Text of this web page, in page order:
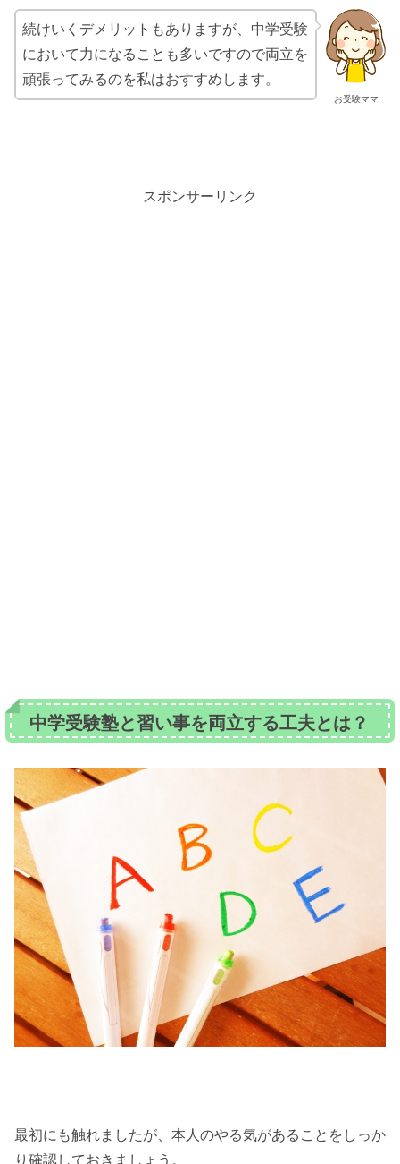
お受験ママ
続けいくデメリットもありますが、中学受験
において力になることも多いですので両立を
頑張ってみるのを私はおすすめします。
スポンサーリンク
中学受験塾と習い事を両立する工夫とは？
最初にも触れましたが、本人のやる気があることをしっか
り確認しておきましょう。